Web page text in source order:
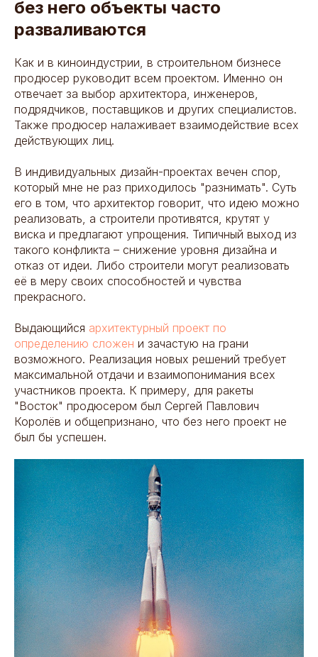
без него объекты часто
разваливаются
Как и в киноиндустрии, в строительном бизнесе
продюсер руководит всем проектом. Именно он
отвечает за выбор архитектора, инженеров,
подрядчиков, поставщиков и других специалистов.
Также продюсер налаживает взаимодействие всех
действующих лиц.
В индивидуальных дизайн-проектах вечен спор,
который мне не раз приходилось "разнимать". Суть
его в том, что архитектор говорит, что идею можно
реализовать, а строители противятся, крутят у
виска и предлагают упрощения. Типичный выход из
такого конфликта – снижение уровня дизайна и
отказ от идеи. Либо строители могут реализовать
её в меру своих способностей и чувства
прекрасного.
Выдающийся архитектурный проект по
определению сложен и зачастую на грани
возможного. Реализация новых решений требует
максимальной отдачи и взаимопонимания всех
участников проекта. К примеру, для ракеты
"Восток" продюсером был Сергей Павлович
Королёв и общепризнано, что без него проект не
был бы успешен.